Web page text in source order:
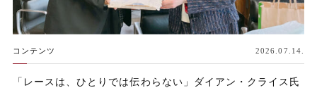
コンテンツ 2026.07.14.
「レースは、ひとりでは伝わらない」ダイアン・クライス氏